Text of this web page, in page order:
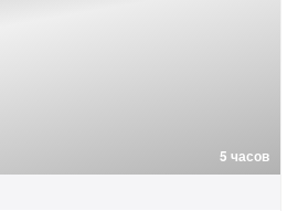
5 часов